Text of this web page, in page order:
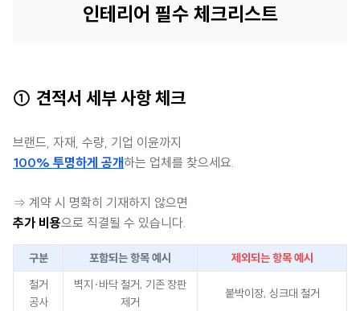
인테리어 필수 체크리스트
① 견적서 세부 사항 체크
브랜드, 자재, 수량, 기업 이윤까지
100% 투명하게 공개하는 업체를 찾으세요.
⇒ 계약 시 명확히 기재하지 않으면
추가 비용으로 직결될 수 있습니다.
구분 포함되는 항목 예시
제외되는 항목 예시
철거
공사
벽지·바닥 철거, 기존 장판
제거
붙박이장, 싱크대 철거